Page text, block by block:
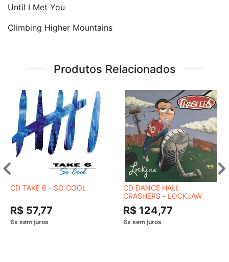
Until I Met You
Climbing Higher Mountains
Produtos Relacionados
CD TAKE 6 - SO COOL
R$ 57,77
CD DANCE HALL
CRASHERS - LOCKJAW
R$ 124,77